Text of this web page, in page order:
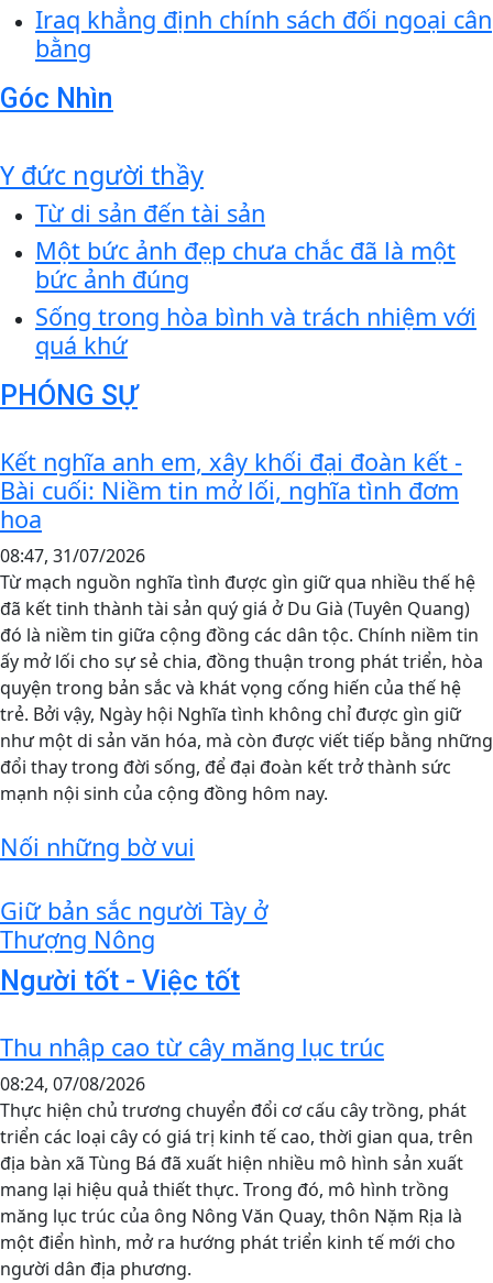
Iraq khẳng định chính sách đối ngoại cân
bằng
Góc Nhìn
Y đức người thầy
Từ di sản đến tài sản
Một bức ảnh đẹp chưa chắc đã là một
bức ảnh đúng
Sống trong hòa bình và trách nhiệm với
quá khứ
PHÓNG SỰ
Kết nghĩa anh em, xây khối đại đoàn kết -
Bài cuối: Niềm tin mở lối, nghĩa tình đơm
hoa
08:47, 31/07/2026
Từ mạch nguồn nghĩa tình được gìn giữ qua nhiều thế hệ
đã kết tinh thành tài sản quý giá ở Du Già (Tuyên Quang)
đó là niềm tin giữa cộng đồng các dân tộc. Chính niềm tin
ấy mở lối cho sự sẻ chia, đồng thuận trong phát triển, hòa
quyện trong bản sắc và khát vọng cống hiến của thế hệ
trẻ. Bởi vậy, Ngày hội Nghĩa tình không chỉ được gìn giữ
như một di sản văn hóa, mà còn được viết tiếp bằng những
đổi thay trong đời sống, để đại đoàn kết trở thành sức
mạnh nội sinh của cộng đồng hôm nay.
Nối những bờ vui
Giữ bản sắc người Tày ở
Thượng Nông
Người tốt - Việc tốt
Thu nhập cao từ cây măng lục trúc
08:24, 07/08/2026
Thực hiện chủ trương chuyển đổi cơ cấu cây trồng, phát
triển các loại cây có giá trị kinh tế cao, thời gian qua, trên
địa bàn xã Tùng Bá đã xuất hiện nhiều mô hình sản xuất
mang lại hiệu quả thiết thực. Trong đó, mô hình trồng
măng lục trúc của ông Nông Văn Quay, thôn Nặm Rịa là
một điển hình, mở ra hướng phát triển kinh tế mới cho
người dân địa phương.